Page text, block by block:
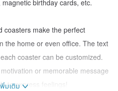
birthday cards, etc.
coasters make the perfect
the home or even office. The text
coaster can be customized.
or memorable message
to express feelings!
มเติม